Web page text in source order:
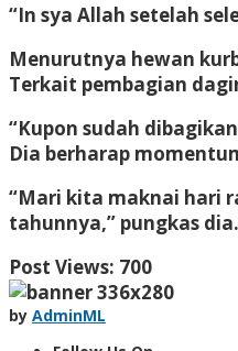
“In sya Allah setelah
Menurutnya hewan
Terkait pembagian
“Kupon sudah
Dia berharap
“Mari kita maknai hari
tahunnya,” pungkas
Post Views: 700
by AdminML